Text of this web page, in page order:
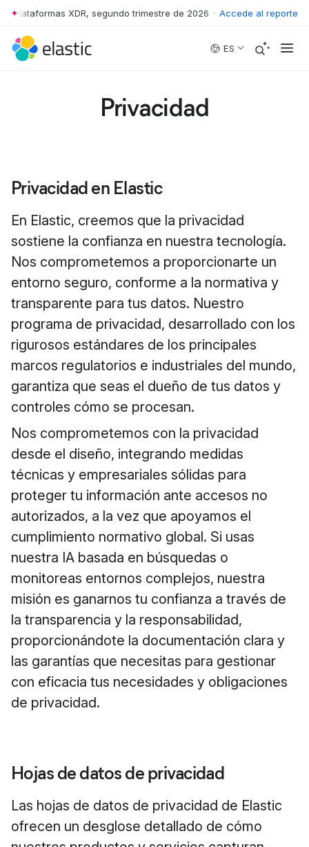
Skip to main content
plataformas XDR, segundo trimestre de 2026 • The Forrester
Accede al reporte
ES
Privacidad
Privacidad en Elastic
En Elastic, creemos que la privacidad
sostiene la confianza en nuestra tecnología.
Nos comprometemos a proporcionarte un
entorno seguro, conforme a la normativa y
transparente para tus datos. Nuestro
programa de privacidad, desarrollado con los
rigurosos estándares de los principales
marcos regulatorios e industriales del mundo,
garantiza que seas el dueño de tus datos y
controles cómo se procesan.
Nos comprometemos con la privacidad
desde el diseño, integrando medidas
técnicas y empresariales sólidas para
proteger tu información ante accesos no
autorizados, a la vez que apoyamos el
cumplimiento normativo global. Si usas
nuestra IA basada en búsquedas o
monitoreas entornos complejos, nuestra
misión es ganarnos tu confianza a través de
la transparencia y la responsabilidad,
proporcionándote la documentación clara y
las garantías que necesitas para gestionar
con eficacia tus necesidades y obligaciones
de privacidad.
Hojas de datos de privacidad
Las hojas de datos de privacidad de Elastic
ofrecen un desglose detallado de cómo